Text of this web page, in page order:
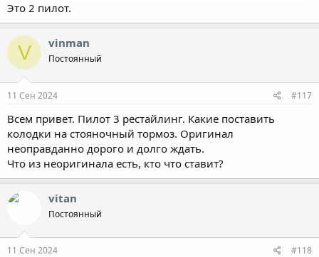
Это 2 пилот.
V vinman
Постоянный
11 Сен 2024 #117
Всем привет. Пилот 3 рестайлинг. Какие поставить
колодки на стояночный тормоз. Оригинал
неоправданно дорого и долго ждать.
Что из неоригинала есть, кто что ставит?
vitan
Постоянный
11 Сен 2024 #118